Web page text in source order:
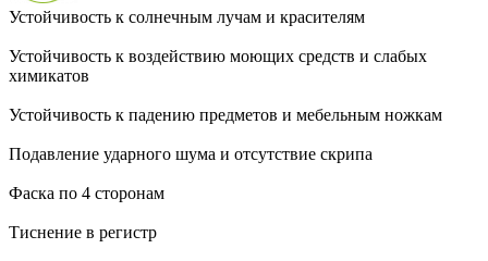
Устойчивость к солнечным лучам и красителям
Устойчивость к воздействию моющих средств и слабых
химикатов
Устойчивость к падению предметов и мебельным ножкам
Подавление ударного шума и отсутствие скрипа
Фаска по 4 сторонам
Тиснение в регистр